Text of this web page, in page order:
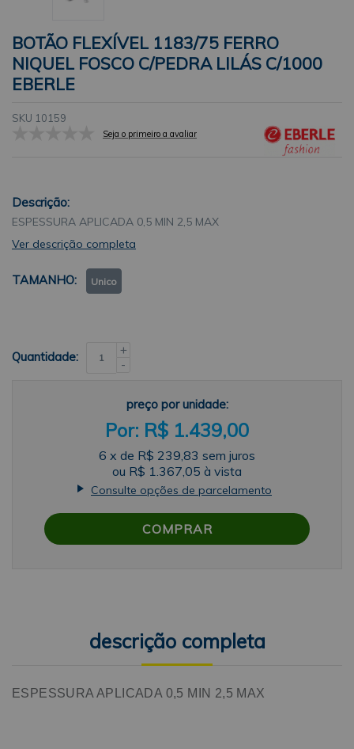
BOTÃO FLEXÍVEL 1183/75 FERRO
NIQUEL FOSCO C/PEDRA LILÁS C/1000
EBERLE
SKU 10159
Seja o primeiro a avaliar
Descrição:
ESPESSURA APLICADA 0,5 MIN 2,5 MAX
Ver descrição completa
TAMANHO Unico
Quantidade:
+
-
preço por unidade:
R$ 1.439,00
6 x de R$ 239,83 sem juros
ou R$ 1.367,05 à vista
Consulte opções de parcelamento
descrição completa
ESPESSURA APLICADA 0,5 MIN 2,5 MAX